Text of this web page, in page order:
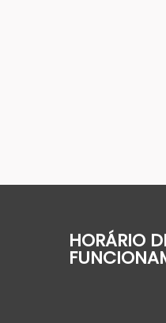
HORÁRIO